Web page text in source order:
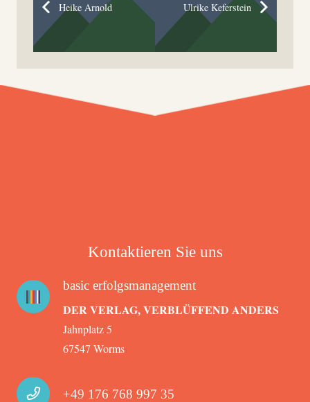
Heike Arnold Ulrike Keferstein
Kontaktieren Sie uns
basic erfolgsmanagement
DER VERLAG, VERBLÜFFEND ANDERS
Jahnplatz 5
67547 Worms
+49 176 768 997 35